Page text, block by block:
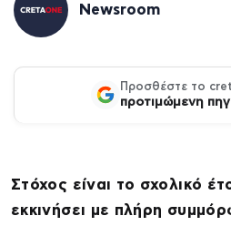
Newsroom
Προσθέστε το
προτιμώμενη
Στόχος είναι το σχολικό
εκκινήσει με πλήρη